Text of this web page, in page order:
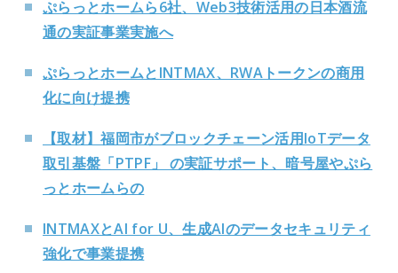
ぷらっとホームら6社、Web3技術活用の日本酒流
通の実証事業実施へ
ぷらっとホームとINTMAX、RWAトークンの商用
化に向け提携
【取材】福岡市がブロックチェーン活用IoTデータ
取引基盤「PTPF」 の実証サポート、暗号屋やぷら
っとホームらの
INTMAXとAI for U、生成AIのデータセキュリティ
強化で事業提携